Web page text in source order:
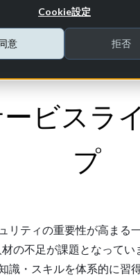
Cookie設定
意 拒否
ビスラ
プ
リティの重要性が高まる
の不足が課題となって
識・スキルを体系的に習